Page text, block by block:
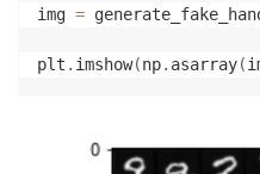
img =
plt . imshow(np. asarray(